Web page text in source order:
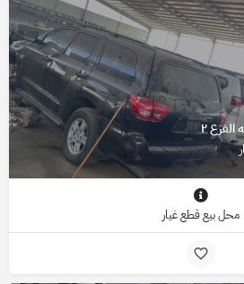
٢
محل بيع قطع غيار